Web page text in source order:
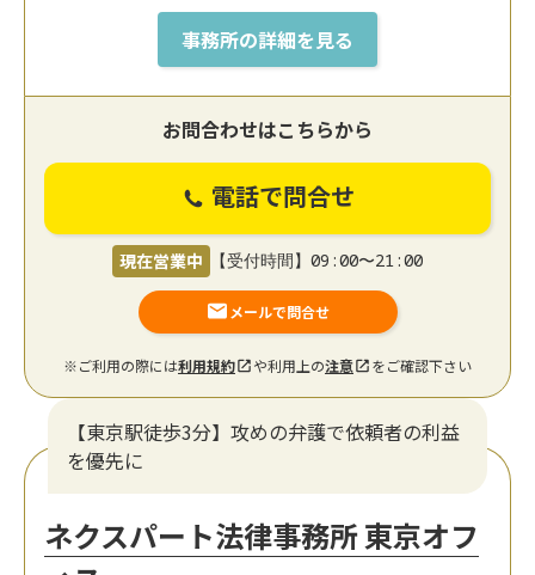
事務所の詳細を見る
お問合わせはこちらから
電話で問合せ
現在営業中 【受付時間】09:00〜21:00
メールで問合せ
※ご利用の際には利用規約 や利用上の注意 をご確認下さい
【東京駅徒歩3分】攻めの弁護で依頼者の利益
を優先に
ネクスパート法律事務所 東京オフ